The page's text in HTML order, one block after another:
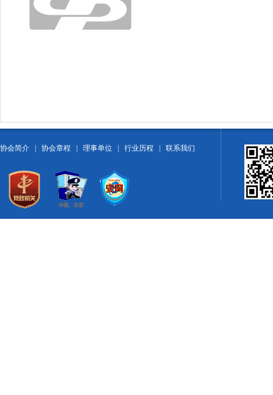
协会简介 协会章程 理事单位 行业历程 联系我们